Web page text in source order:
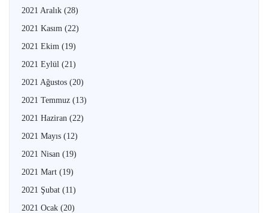
2021 Aralık (28)
2021 Kasım (22)
2021 Ekim (19)
2021 Eylül (21)
2021 Ağustos (20)
2021 Temmuz (13)
2021 Haziran (22)
2021 Mayıs (12)
2021 Nisan (19)
2021 Mart (19)
2021 Şubat (11)
2021 Ocak (20)